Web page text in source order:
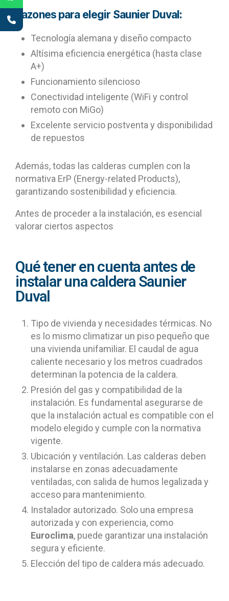
Razones para elegir Saunier Duval:
Tecnología alemana y diseño compacto
Altísima eficiencia energética (hasta clase
A+)
Funcionamiento silencioso
Conectividad inteligente (WiFi y control
remoto con MiGo)
Excelente servicio postventa y disponibilidad
de repuestos
Además, todas las calderas cumplen con la
normativa ErP (Energy-related Products),
garantizando sostenibilidad y eficiencia.
Antes de proceder a la instalación, es esencial
valorar ciertos aspectos
Qué tener en cuenta antes de
instalar una caldera Saunier
Duval
Tipo de vivienda y necesidades térmicas. No
es lo mismo climatizar un piso pequeño que
una vivienda unifamiliar. El caudal de agua
caliente necesario y los metros cuadrados
determinan la potencia de la caldera.
Presión del gas y compatibilidad de la
instalación. Es fundamental asegurarse de
que la instalación actual es compatible con el
modelo elegido y cumple con la normativa
vigente.
Ubicación y ventilación. Las calderas deben
instalarse en zonas adecuadamente
ventiladas, con salida de humos legalizada y
acceso para mantenimiento.
Instalador autorizado. Solo una empresa
autorizada y con experiencia, como
Euroclima, puede garantizar una instalación
segura y eficiente.
Elección del tipo de caldera más adecuado.